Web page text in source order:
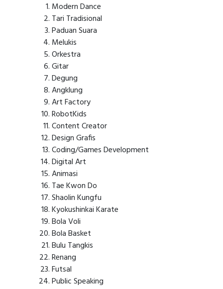
Modern Dance
Tari Tradisional
Paduan Suara
Melukis
Orkestra
Gitar
Degung
Angklung
Art Factory
RobotKids
Content Creator
Design Grafis
Coding/Games Development
Digital Art
Animasi
Tae Kwon Do
Shaolin Kungfu
Kyokushinkai Karate
Bola Voli
Bola Basket
Bulu Tangkis
Renang
Futsal
Public Speaking